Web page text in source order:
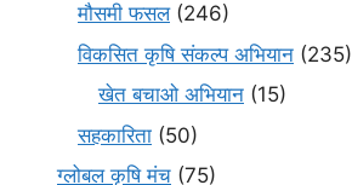
मौसमी फसल(246)
विकसित कृषि संकल्प अभियान (235)
खेत बचाओ अभियान (15)
सहकारिता (50)
ग्लोबल कृषि मंच (75)